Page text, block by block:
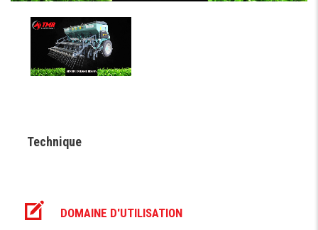
Technique
DOMAINE D'UTILISATION